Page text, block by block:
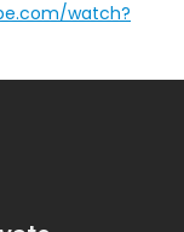
watch?